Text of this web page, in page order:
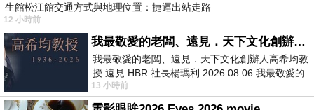
生館松江館交通方式與地理位置：捷運出站走路
12 小時前
我最敬愛的老闆、遠見．天下文化創辦人高希均教授
我最敬愛的老闆、遠見．天下文化創辦人高希均教
授 遠見 HBR 社長楊瑪利 2026.08.06 我最敬愛的
老闆、遠見．天下文化創辦人高希均教
13 小時前